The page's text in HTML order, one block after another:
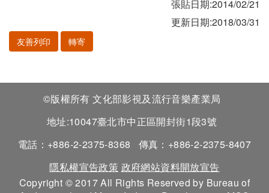
張貼日期:2014/02/21
更新日期:2018/03/31
友善列印 轉寄
©版權所有 文化部影視及流行音樂產業局
地址:10047臺北市中正區開封街1段3號
電話：+886-2-2375-8368
傳真：+886-2-2375-8407
隱私權宣告政策 政府網站資料開放宣告
Copyright © 2017 All Rights Reserved by Bureau of